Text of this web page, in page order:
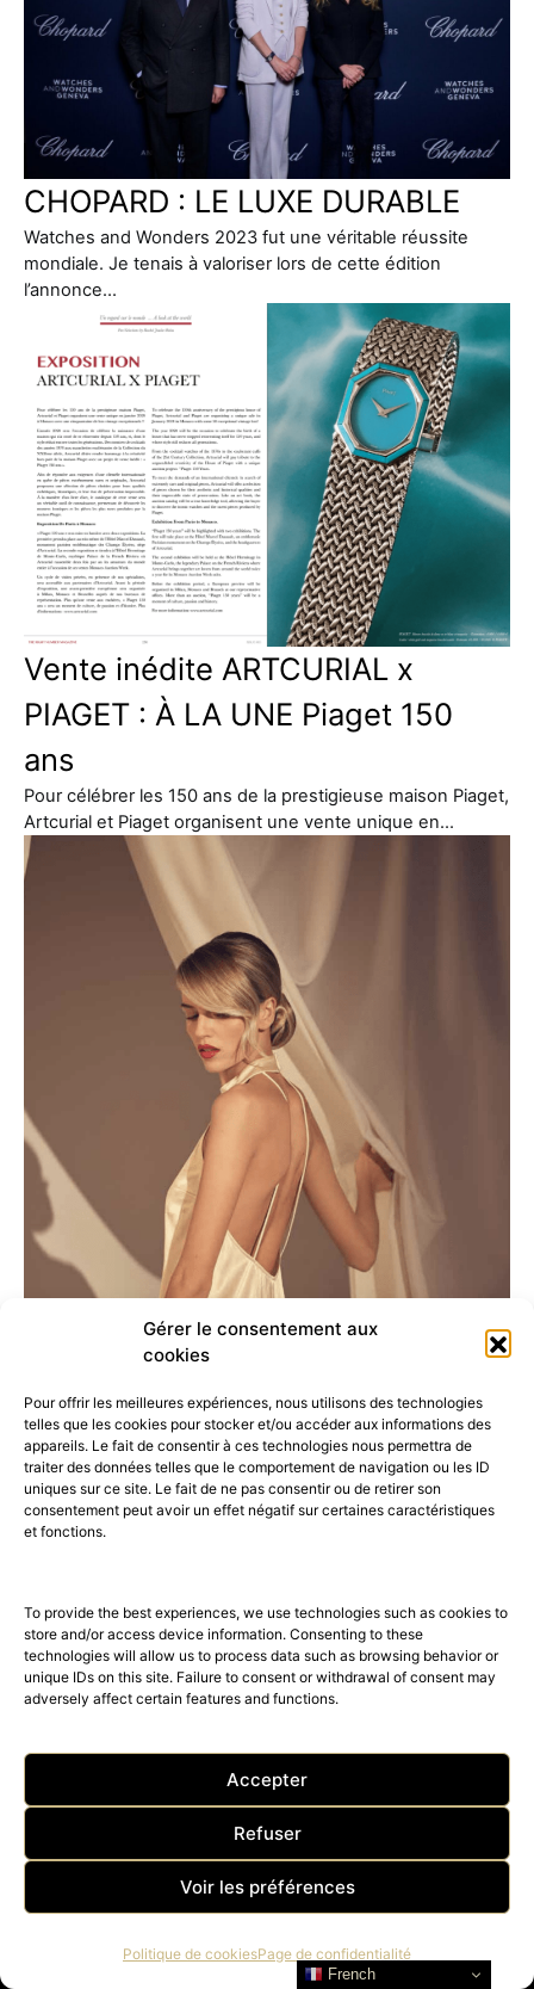
Gérer le consentement aux
cookies
Pour offrir les meilleures expériences, nous utilisons des technologies
telles que les cookies pour stocker et/ou accéder aux informations des
appareils. Le fait de consentir à ces technologies nous permettra de
traiter des données telles que le comportement de navigation ou les ID
uniques sur ce site. Le fait de ne pas consentir ou de retirer son
consentement peut avoir un effet négatif sur certaines caractéristiques
et fonctions.
To provide the best experiences, we use technologies such as cookies to
store and/or access device information. Consenting to these
technologies will allow us to process data such as browsing behavior or
unique IDs on this site. Failure to consent or withdrawal of consent may
adversely affect certain features and functions.
Accepter
Refuser
Voir les préférences
Politique de cookiesPage de confidentialité
CHOPARD : LE LUXE DURABLE
Watches and Wonders 2023 fut une véritable réussite
mondiale. Je tenais à valoriser lors de cette édition
l’annonce…
Vente inédite ARTCURIAL x
PIAGET : À LA UNE Piaget 150
ans
Pour célébrer les 150 ans de la prestigieuse maison Piaget,
Artcurial et Piaget organisent une vente unique en…
DESSANGE PARIS, nouvelle
maquillage Printemps-Été 2023
DESSANGE Paris, expert beauté et coiffeur Officiel du
Festival de Cannes depuis les années 1950, nous
52K 15K
© 2026 © THE RIGHT NUMBER MAGAZINE is part of theAMILCAR
EDITOR - AdvertisingAGENCE MEDIANE.
French